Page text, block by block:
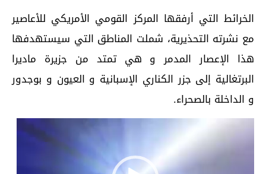
الخرائط التي أرفقها المركز القومي الأمريكي للأعاصير
مع نشرته التحذيرية، شملت المناطق التي سيستهدفها
هذا الإعصار المدمر و هي تمتد من جزيرة ماديرا
البرتغالية إلى جزر الكناري الإسبانية و العيون و بوجدور
و الداخلة بالصحراء.
مشغل
الفيديو